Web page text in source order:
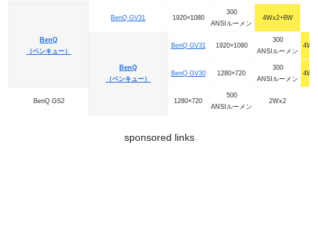
BenQ
（ベンキュー）
BenQ GV31 1920×1080
300
ANSIルーメン
4Wx2+8W
BenQ
（ベンキュー）
BenQ GV31 1920×1080
300
ANSIルーメン
BenQ GV30 1280×720
300
ANSIルーメン
BenQ GS2 1280×720
500
ANSIルーメン
2Wx2
sponsored links